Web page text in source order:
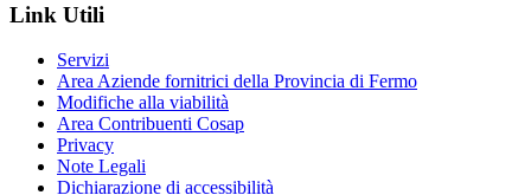
Link Utili
Servizi
Area Aziende fornitrici della Provincia di Fermo
Modifiche alla viabilità
Area Contribuenti Cosap
Privacy
Note Legali
Dichiarazione di accessibilità